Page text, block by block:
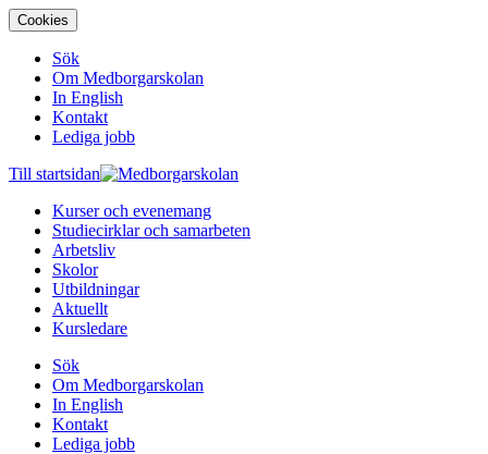
Cookies
Sök
Om Medborgarskolan
In English
Kontakt
Lediga jobb
Till startsidan
Kurser och evenemang
Studiecirklar och samarbeten
Arbetsliv
Skolor
Utbildningar
Aktuellt
Kursledare
Sök
Om Medborgarskolan
In English
Kontakt
Lediga jobb